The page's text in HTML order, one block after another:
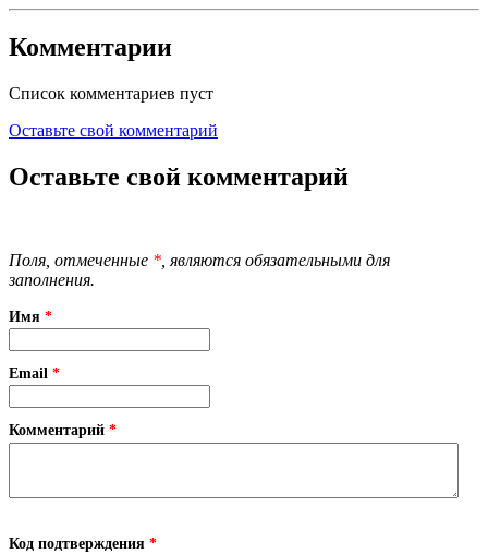
Комментарии
Список комментариев пуст
Оставьте свой комментарий
Оставьте свой комментарий
Поля, отмеченные * , являются обязательными для
заполнения.
Имя *
Email *
Комментарий *
Код подтверждения *